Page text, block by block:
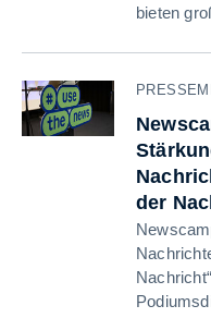
bieten
der